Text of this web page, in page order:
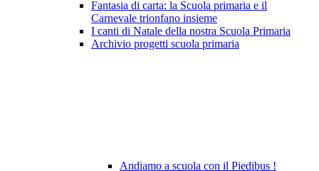
Fantasia di carta: la Scuola primaria e il
Carnevale trionfano insieme
I canti di Natale della nostra Scuola Primaria
Archivio progetti scuola primaria
Andiamo a scuola con il Piedibus !